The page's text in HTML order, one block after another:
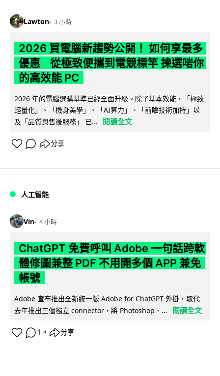
Lawton 3 小時
2026 買電腦新趨勢公開！ 如何享最多
優惠 從極致便攜到電競標竿 揀選啱你
的高效能 PC
2026 年的電腦選購基準已經全面升級。除了基本效能，「極致
輕量化」、「機身美學」、「AI算力」、「前瞻技術加持」以
及「品質與售後服務」 已...
閱讀全文
分享
人工智能
Vin 4 小時
ChatGPT 免費呼叫 Adobe 一句話跨軟
體修圖兼整 PDF 不用開多個 APP 兼免
帳號
Adobe 宣布推出全新統一版 Adobe for ChatGPT 外掛，取代
去年推出三個獨立 connector，將 Photoshop、...
閱讀全文
1 ↗ 分享